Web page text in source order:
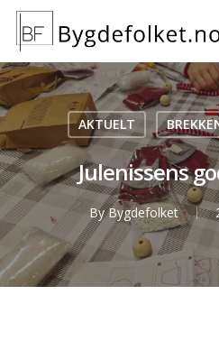
Hit enter to search or ESC
AKTUELT
Julenissens
ByBygdefolket